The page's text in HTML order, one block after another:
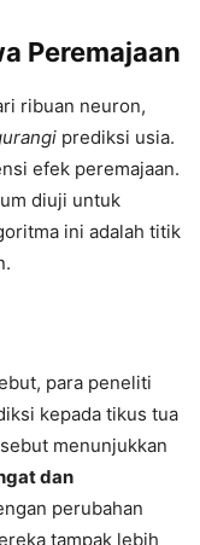
Peremajaan
ribuan neuron,
prediksi usia.
efek peremajaan.
diuji untuk
ini adalah titik
para peneliti
kepada tikus tua
menunjukkan
dan
perubahan
tampak lebih